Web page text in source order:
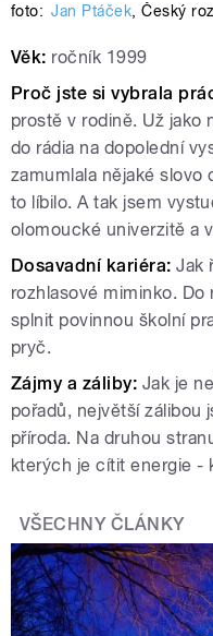
foto: Jan Ptáček,Český
Věk: ročník 1999
Proč jste si vybrala
prostě v rodině. Už jako
do rádia na dopolední
zamumlala nějaké
to líbilo. A tak jsem
olomoucké univerzitě a
Dosavadní kariéra:Jak
rozhlasové miminko. Do
splnit povinnou školní
pryč.
Zájmy a záliby: Jak je
pořadů, největší zálibou
příroda. Na druhou
kterých je cítit energie -
VŠECHNY ČLÁNKY